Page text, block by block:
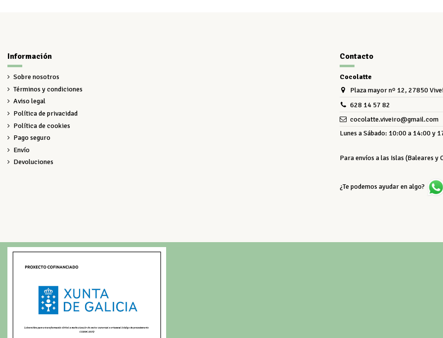
Información
Sobre nosotros
Términos y condiciones
Aviso legal
Política de privacidad
Política de cookies
Pago seguro
Envío
Devoluciones
Contacto
Cocolatte
Plaza mayor nº 12, 27850
628 14 57 82
cocolatte.viveiro@gmail.com
Lunes a Sábado: 10:00 a 14:00 y
Para envíos a las Islas (Baleares
¿Te podemos ayudar en algo?